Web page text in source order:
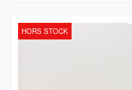
HORS STOCK